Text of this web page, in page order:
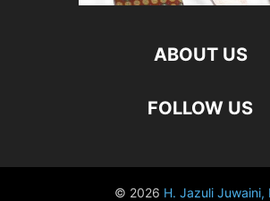
ABOUT US
FOLLOW US
© 2026 H. Jazuli Juwaini,